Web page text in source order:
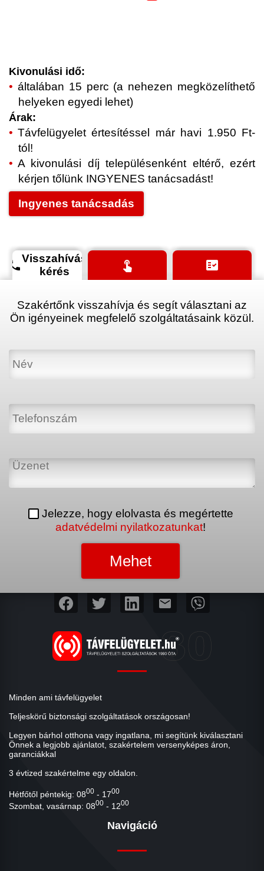
Kivonulási idő:
általában 15 perc (a nehezen megközelíthető
helyeken egyedi lehet)
Árak:
Távfelügyelet értesítéssel már havi 1.950 Ft-
tól!
A kivonulási díj településenként eltérő, ezért
kérjen tőlünk INGYENES tanácsadást!
Ingyenes tanácsadás
phoneVisszahívás
kérés
touch_app fact_check
Szakértőnk visszahívja és segít választani az
Ön igényeinek megfelelő szolgáltatásaink közül.
Jelezze, hogy elolvasta és megértette
adatvédelmi nyilatkozatunkat!
mail
Minden ami távfelügyelet
Teljeskörű biztonsági szolgáltatások országosan!
Legyen bárhol otthona vagy ingatlana, mi segítünk kiválasztani
Önnek a legjobb ajánlatot, szakértelem versenyképes áron,
garanciákkal
3 évtized szakértelme egy oldalon.
Hétfőtől péntekig: 0800 - 1700
Szombat, vasárnap: 0800 - 1200
Navigáció